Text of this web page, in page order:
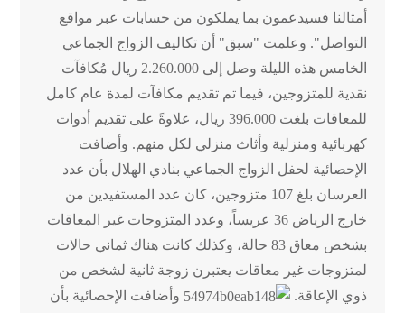
أمثالنا فسيدعمون بما يملكون من حسابات عبر مواقع
التواصل". وعلمت "سبق" أن تكاليف الزواج الجماعي
الخامس هذه الليلة وصل إلى 2.260.000 ريال مُكافآت
نقدية للمتزوجين، فيما تم تقديم مكافآت لمدة عام كامل
للمعاقات بلغت 396.000 ريال، علاوةً على تقديم أدوات
كهربائية ومنزلية وأثاث منزلي لكل منهم. وأضافت
الإحصائية لحفل الزواج الجماعي بنادي الهلال بأن عدد
العرسان بلغ 107 متزوجين، كان عدد المستفيدين من
خارج الرياض 36 عريساً، وعدد المتزوجات غير المعاقات
بشخص معاق 83 حالة، وكذلك كانت هناك ثماني حالات
لمتزوجات غير معاقات يعتبرن زوجة ثانية لشخص من
ذوي الإعاقة.
وأضافت الإحصائية بأن